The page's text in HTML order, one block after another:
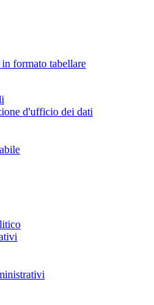
formato tabellare
d'ufficio dei dati